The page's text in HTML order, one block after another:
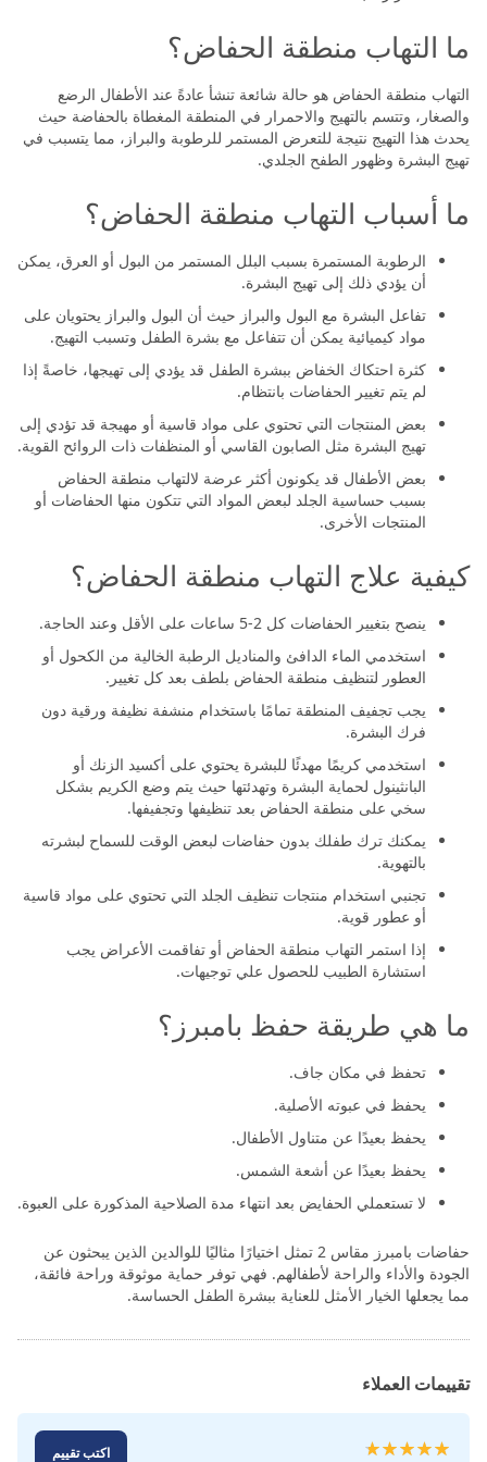
ما التهاب منطقة الحفاض؟
التهاب منطقة الحفاض هو حالة شائعة تنشأ عادةً عند الأطفال الرضع
والصغار، وتتسم بالتهيج والاحمرار في المنطقة المغطاة بالحفاضة حيث
يحدث هذا التهيج نتيجة للتعرض المستمر للرطوبة والبراز، مما يتسبب في
تهيج البشرة وظهور الطفح الجلدي.
ما أسباب التهاب منطقة الحفاض؟
الرطوبة المستمرة بسبب البلل المستمر من البول أو العرق، يمكن
أن يؤدي ذلك إلى تهيج البشرة.
تفاعل البشرة مع البول والبراز حيث أن البول والبراز يحتويان على
مواد كيميائية يمكن أن تتفاعل مع بشرة الطفل وتسبب التهيج.
كثرة احتكاك الخفاض ببشرة الطفل قد يؤدي إلى تهيجها، خاصةً إذا
لم يتم تغيير الحفاضات بانتظام.
بعض المنتجات التي تحتوي على مواد قاسية أو مهيجة قد تؤدي إلى
تهيج البشرة مثل الصابون القاسي أو المنظفات ذات الروائح القوية.
بعض الأطفال قد يكونون أكثر عرضة لالتهاب منطقة الحفاض
بسبب حساسية الجلد لبعض المواد التي تتكون منها الحفاضات أو
المنتجات الأخرى.
كيفية علاج التهاب منطقة الحفاض؟
ينصح بتغيير الحفاضات كل 2-5 ساعات على الأقل وعند الحاجة.
استخدمي الماء الدافئ والمناديل الرطبة الخالية من الكحول أو
العطور لتنظيف منطقة الحفاض بلطف بعد كل تغيير.
يجب تجفيف المنطقة تمامًا باستخدام منشفة نظيفة ورقية دون
فرك البشرة.
استخدمي كريمًا مهدئًا للبشرة يحتوي على أكسيد الزنك أو
البانثينول لحماية البشرة وتهدئتها حيث يتم وضع الكريم بشكل
سخي على منطقة الحفاض بعد تنظيفها وتجفيفها.
يمكنك ترك طفلك بدون حفاضات لبعض الوقت للسماح لبشرته
بالتهوية.
تجنبي استخدام منتجات تنظيف الجلد التي تحتوي على مواد قاسية
أو عطور قوية.
إذا استمر التهاب منطقة الحفاض أو تفاقمت الأعراض يجب
استشارة الطبيب للحصول علي توجيهات.
ما هي طريقة حفظ بامبرز؟
تحفظ في مكان جاف.
يحفظ في عبوته الأصلية.
يحفظ بعيدًا عن متناول الأطفال.
يحفظ بعيدًا عن أشعة الشمس.
لا تستعملي الحفايض بعد انتهاء مدة الصلاحية المذكورة على العبوة.
حفاضات بامبرز مقاس 2 تمثل اختيارًا مثاليًا للوالدين الذين يبحثون عن
الجودة والأداء والراحة لأطفالهم. فهي توفر حماية موثوقة وراحة فائقة،
مما يجعلها الخيار الأمثل للعناية ببشرة الطفل الحساسة.
تقييمات العملاء
تقييم:
اكتب تقييم